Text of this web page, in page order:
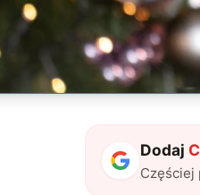
Dodaj
Częściej